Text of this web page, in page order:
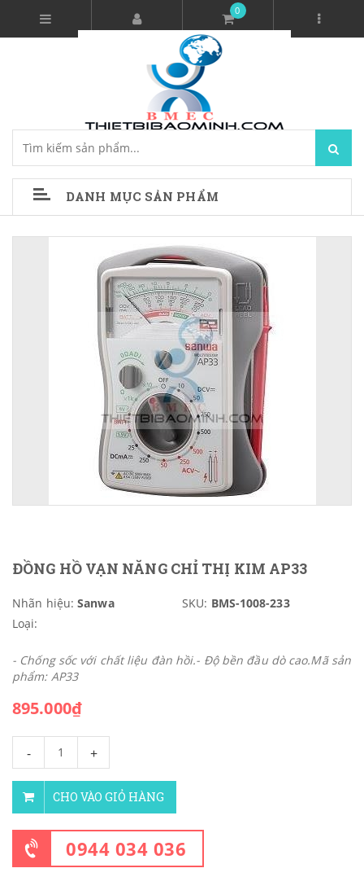
0
DANH MỤC SẢN PHẨM
ĐỒNG HỒ VẠN NĂNG CHỈ THỊ KIM AP33
Nhãn hiệu: Sanwa SKU: BMS-1008-233
Loại:
- Chống sốc với chất liệu đàn hồi.- Độ bền đầu dò cao.Mã sản
phẩm: AP33
895.000₫
- +
CHO VÀO GIỎ HÀNG
0944 034 036